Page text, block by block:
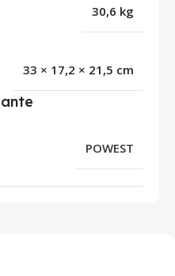
30,6 kg
33 × 17,2 × 21,5 cm
POWEST